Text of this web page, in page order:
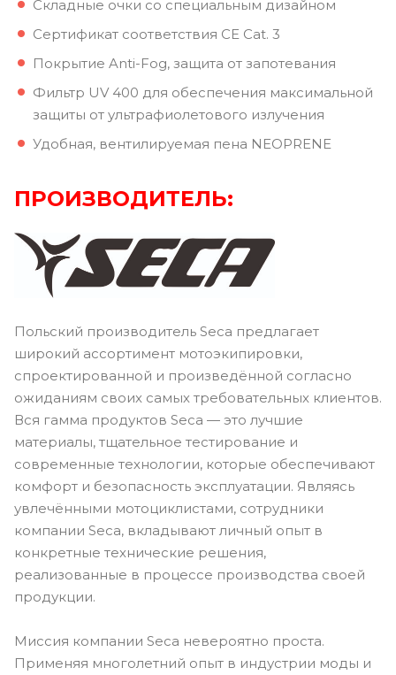
Складные очки со специальным дизайном
Сертификат соответствия CE Cat. 3
Покрытие Anti-Fog, защита от запотевания
Фильтр UV 400 для обеспечения максимальной
защиты от ультрафиолетового излучения
Удобная, вентилируемая пена NEOPRENE
ПРОИЗВОДИТЕЛЬ:
Польский производитель Seca предлагает
широкий ассортимент мотоэкипировки,
спроектированной и произведённой согласно
ожиданиям своих самых требовательных клиентов.
Вся гамма продуктов Seca — это лучшие
материалы, тщательное тестирование и
современные технологии, которые обеспечивают
комфорт и безопасность эксплуатации. Являясь
увлечёнными мотоциклистами, сотрудники
компании Seca, вкладывают личный опыт в
конкретные технические решения,
реализованные в процессе производства своей
продукции.
Миссия компании Seca невероятно проста.
Применяя многолетний опыт в индустрии моды и